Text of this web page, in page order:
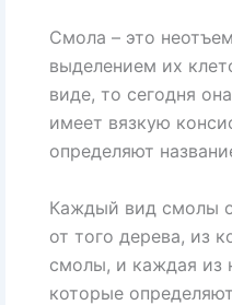
Смола – это
выделением их
виде, то сегодня
имеет вязкую
определяют
Каждый вид смолы
от того дерева, из
смолы, и каждая из
которые